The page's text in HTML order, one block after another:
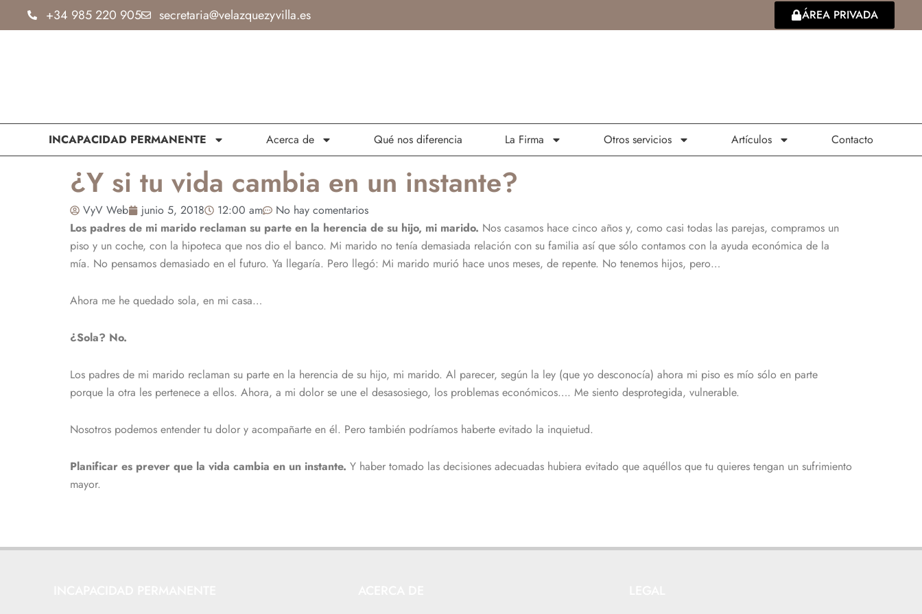
+34 985 220 905 secretaria@velazquezyvilla.es ÁREA PRIVADA
INCAPACIDAD PERMANENTE Acerca de Qué nos diferencia La Firma Otros servicios Artículos Contacto
¿Y si tu vida cambia en un instante?
VyV Web junio 5, 2018 12:00 am
No hay comentarios
Los padres de mi marido reclaman su parte en la herencia de su hijo, mi marido. Nos casamos hace cinco años y, como casi todas las parejas, compramos un
piso y un coche, con la hipoteca que nos dio el banco. Mi marido no tenía demasiada relación con su familia así que sólo contamos con la ayuda económica de la
mía. No pensamos demasiado en el futuro. Ya llegaría. Pero llegó: Mi marido murió hace unos meses, de repente. No tenemos hijos, pero…
Ahora me he quedado sola, en mi casa…
¿Sola? No.
Los padres de mi marido reclaman su parte en la herencia de su hijo, mi marido. Al parecer, según la ley (que yo desconocía) ahora mi piso es mío sólo en parte
porque la otra les pertenece a ellos. Ahora, a mi dolor se une el desasosiego, los problemas económicos…. Me siento desprotegida, vulnerable.
Nosotros podemos entender tu dolor y acompañarte en él. Pero también podríamos haberte evitado la inquietud.
Planificar es prever que la vida cambia en un instante. Y haber tomado las decisiones adecuadas hubiera evitado que aquéllos que tu quieres tengan un sufrimiento
mayor.